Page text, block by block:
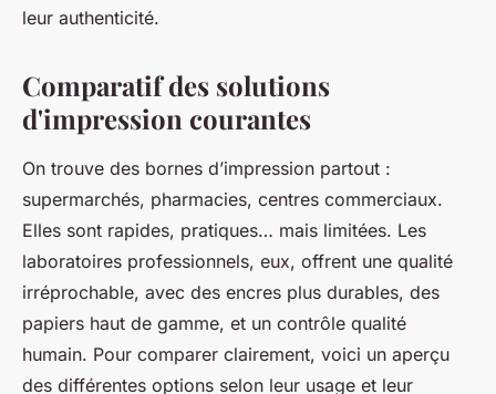
leur authenticité.
Comparatif des solutions
d'impression courantes
On trouve des bornes d’impression partout :
supermarchés, pharmacies, centres commerciaux.
Elles sont rapides, pratiques… mais limitées. Les
laboratoires professionnels, eux, offrent une qualité
irréprochable, avec des encres plus durables, des
papiers haut de gamme, et un contrôle qualité
humain. Pour comparer clairement, voici un aperçu
des différentes options selon leur usage et leur